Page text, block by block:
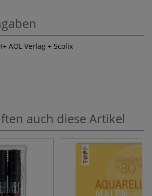
AOL Verlag + Scolix
auch diese Artikel